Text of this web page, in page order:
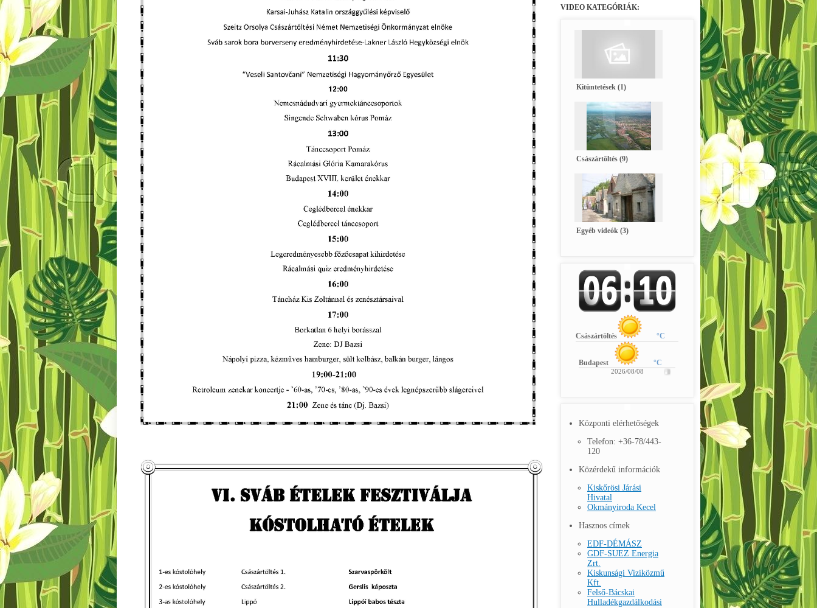
VIDEO KATEGÓRIÁK:
Kitüntetések (1)
Császártöltés (9)
Egyéb videók (3)
Császártöltés °C
Budapest °C
2026/08/08
Központi elérhetőségek
Telefon: +36-78/443-
120
Közérdekű információk
Kiskőrösi Járási
Hivatal
Okmányiroda Kecel
Hasznos címek
EDF-DÉMÁSZ
GDF-SUEZ Energia
Zrt.
Kiskunsági Viziközmű
Kft.
Felső-Bácskai
Hulladékgazdálkodási